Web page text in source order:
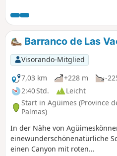
gefährlicher Straßenabschnitt,
Ende.
Barranco de Las
Visorando-Mitglied
7,03 km
+228 m
-
2:40 Std.
Leicht
Start in Agüimes (Province
Palmas)
In der Nähe von
einewunderschönenatürliche
einen Canyon mit roten